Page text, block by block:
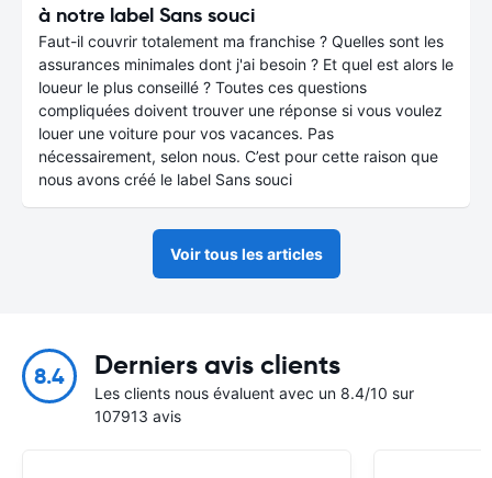
à notre label Sans souci
Faut-il couvrir totalement ma franchise ? Quelles sont les
assurances minimales dont j'ai besoin ? Et quel est alors le
loueur le plus conseillé ? Toutes ces questions
compliquées doivent trouver une réponse si vous voulez
louer une voiture pour vos vacances. Pas
nécessairement, selon nous. C’est pour cette raison que
nous avons créé le label Sans souci
Voir tous les articles
8.4 Derniers avis clients
Les clients nous évaluent avec un 8.4/10 sur
107913 avis